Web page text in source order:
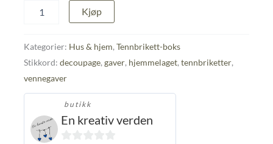
antall
Kjøp
Kategorier: Hus & hjem, Tennbrikett-boks
Stikkord: decoupage, gaver, hjemmelaget, tennbriketter,
vennegaver
butikk
En kreativ verden